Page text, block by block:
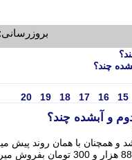
بروزرسانی: 09:50
15
16
17
18
19
20
صعودی بازگشایی شد و همچنان با همان